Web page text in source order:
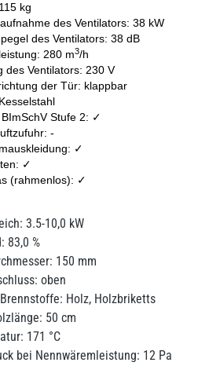
kg
des Ventilators: 38 kW
des Ventilators: 38 dB
280 m3/h
des Ventilators: 230 V
der Tür: klappbar
Stufe 2: ✓
-
✓
✓
(rahmenlos): ✓
3.5-10,0 kW
83,0 %
150 mm
oben
Holz, Holzbriketts
50 cm
171 °C
bei Nennwäremleistung: 12 Pa